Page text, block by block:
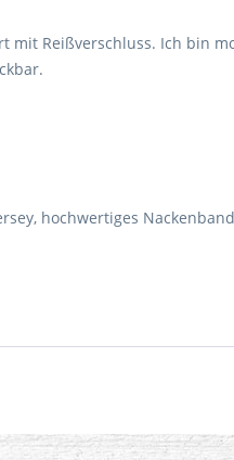
mit Reißverschluss. Ich bin
hochwertiges